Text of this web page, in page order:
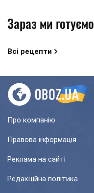
Зараз ми готуємо
Всі рецепти
Про компанію
Правова інформація
Реклама на сайті
Редакційна політика